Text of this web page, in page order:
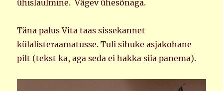
ühislaulmine. Vägev ühesõnaga.
Täna palus Vita taas sissekannet
külalisteraamatusse. Tuli sihuke asjakohane
pilt (tekst ka, aga seda ei hakka siia panema).